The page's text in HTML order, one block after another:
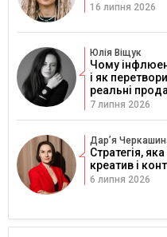
16 липня 2026
Юлія Віщук
Чому
і як
реальні
7 липня 2026
Дарʼя
Стратегія,
креатив і
6 липня 2026